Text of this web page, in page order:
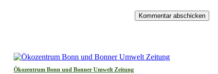
Kommentar abschicken
Ökozentrum Bonn und Bonner Umwelt Zeitung